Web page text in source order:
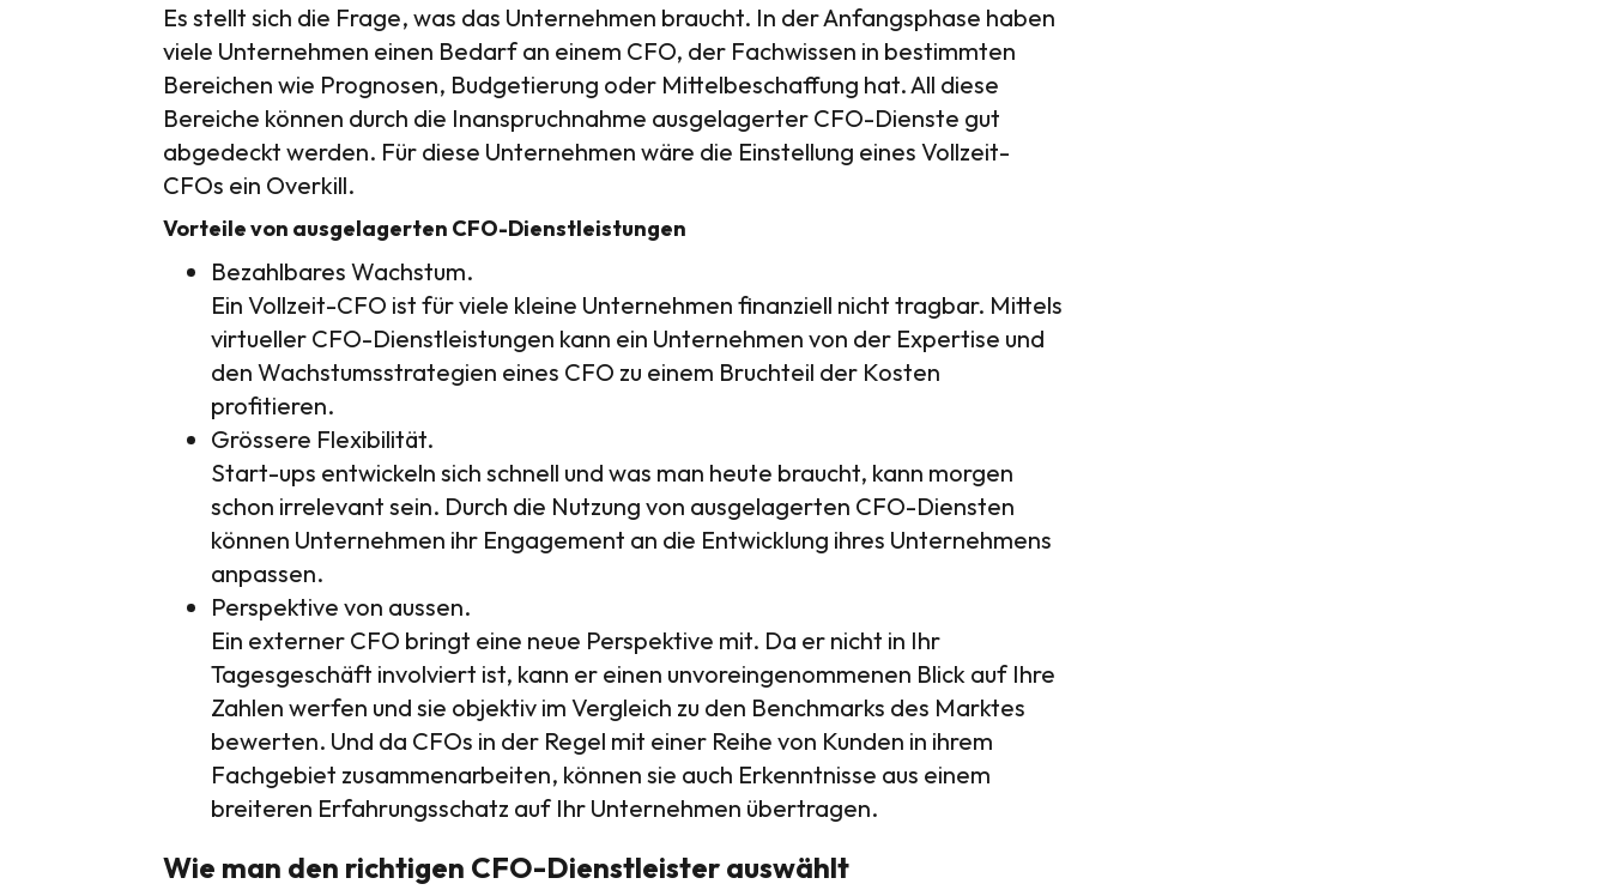
Es stellt sich die Frage, was das Unternehmen braucht. In der Anfangsphase haben
viele Unternehmen einen Bedarf an einem CFO, der Fachwissen in bestimmten
Bereichen wie Prognosen, Budgetierung oder Mittelbeschaffung hat. All diese
Bereiche können durch die Inanspruchnahme ausgelagerter CFO-Dienste gut
abgedeckt werden. Für diese Unternehmen wäre die Einstellung eines Vollzeit-
CFOs ein Overkill.
Vorteile von ausgelagerten CFO-Dienstleistungen
Bezahlbares Wachstum.
Ein Vollzeit-CFO ist für viele kleine Unternehmen finanziell nicht tragbar. Mittels
virtueller CFO-Dienstleistungen kann ein Unternehmen von der Expertise und
den Wachstumsstrategien eines CFO zu einem Bruchteil der Kosten
profitieren.
Grössere Flexibilität.
Start-ups entwickeln sich schnell und was man heute braucht, kann morgen
schon irrelevant sein. Durch die Nutzung von ausgelagerten CFO-Diensten
können Unternehmen ihr Engagement an die Entwicklung ihres Unternehmens
anpassen.
Perspektive von aussen.
Ein externer CFO bringt eine neue Perspektive mit. Da er nicht in Ihr
Tagesgeschäft involviert ist, kann er einen unvoreingenommenen Blick auf Ihre
Zahlen werfen und sie objektiv im Vergleich zu den Benchmarks des Marktes
bewerten. Und da CFOs in der Regel mit einer Reihe von Kunden in ihrem
Fachgebiet zusammenarbeiten, können sie auch Erkenntnisse aus einem
breiteren Erfahrungsschatz auf Ihr Unternehmen übertragen.
Wie man den richtigen CFO-Dienstleister auswählt